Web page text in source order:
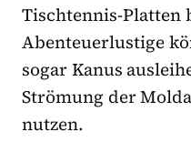
Tischtennis-Platten
Abenteuerlustige
sogar Kanus
Strömung der
nutzen.